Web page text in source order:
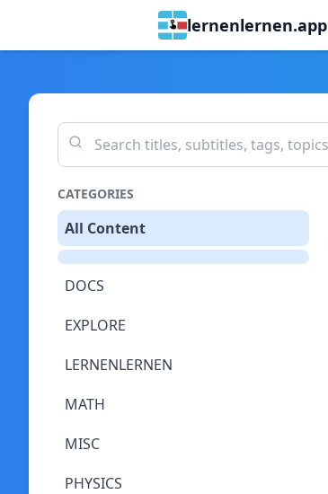
lernenlernen.app
CATEGORIES
All Content
DOCS
EXPLORE
LERNENLERNEN
MATH
MISC
PHYSICS